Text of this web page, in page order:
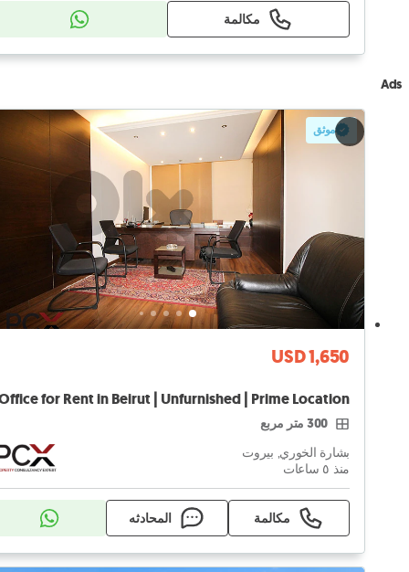
مكالمة
Ads
موثق
USD 1,650
for Rent in Beirut | Unfurnished | Prime Location
300 متر مربع
بشارة الخوري, بيروت
منذ ٥ ساعات
مكالمة المحادثه